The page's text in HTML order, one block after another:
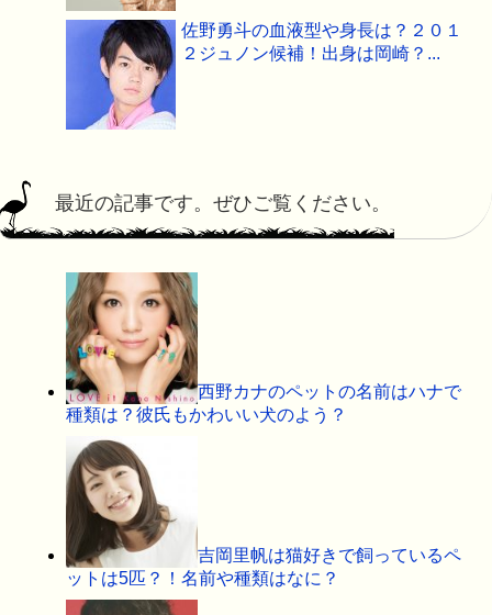
佐野勇斗の血液型や身長は？２０１
２ジュノン候補！出身は岡崎？...
最近の記事です。ぜひご覧ください。
西野カナのペットの名前はハナで
種類は？彼氏もかわいい犬のよう？
吉岡里帆は猫好きで飼っているペ
ットは5匹？！名前や種類はなに？